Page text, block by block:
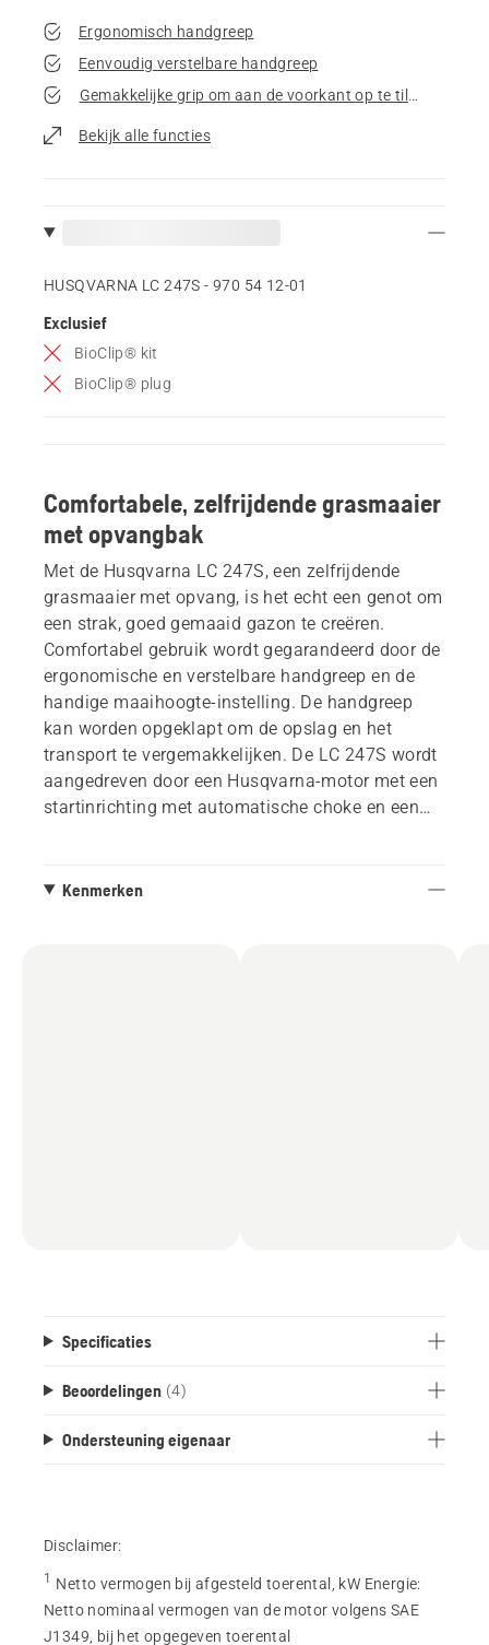
Ergonomisch handgreep
Eenvoudig verstelbare handgreep
Gemakkelijke grip om aan de voorkant op te tillen
Bekijk alle functies
HUSQVARNA LC 247S - 970 54 12‑01
Exclusief
BioClip® kit
BioClip® plug
Comfortabele, zelfrijdende grasmaaier
met opvangbak
Met de Husqvarna LC 247S, een zelfrijdende
grasmaaier met opvang, is het echt een genot om
een strak, goed gemaaid gazon te creëren.
Comfortabel gebruik wordt gegarandeerd door de
ergonomische en verstelbare handgreep en de
handige maaihoogte-instelling. De handgreep
kan worden opgeklapt om de opslag en het
transport te vergemakkelijken. De LC 247S wordt
aangedreven door een Husqvarna-motor met een
startinrichting met automatische choke en een
Kenmerken
Specificaties
Beoordelingen (4)
Ondersteuning eigenaar
Disclaimer:
1 Netto vermogen bij afgesteld toerental, kW Energie:
Netto nominaal vermogen van de motor volgens SAE
J1349, bij het opgegeven toerental